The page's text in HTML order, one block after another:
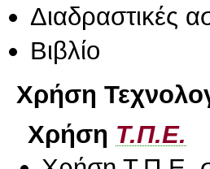
Διαδραστικές
Βιβλίο
Χρήση
Χρήση Τ.Π.Ε.